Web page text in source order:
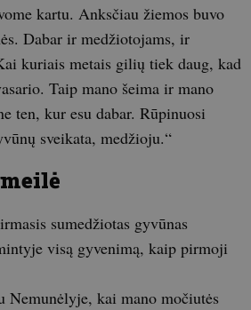
kartu. Anksčiau žiemos buvo
Dabar ir medžiotojams, ir
kuriais metais gilių tiek daug, kad
Taip mano šeima ir mano
ten, kur esu dabar. Rūpinuosi
sveikata, medžioju.“
sumedžiotas gyvūnas
visą gyvenimą, kaip pirmoji
Nemunėlyje, kai mano močiutės